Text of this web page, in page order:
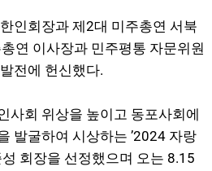
인회장과 제2대 미주총연 서북
연 이사장과 민주평통 자문위원
전에 헌신했다.
사회 위상을 높이고 동포사회에
발굴하여 시상하는 ’2024 자랑
회장을 선정했으며 오는 8.15